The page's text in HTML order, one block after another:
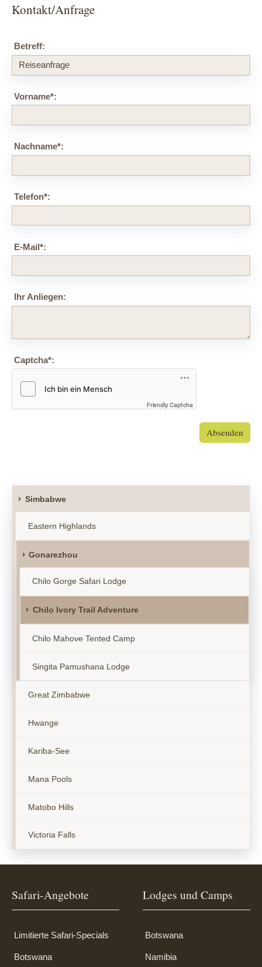
Kontakt/Anfrage
Betreff:
Vorname*:
Nachname*:
Telefon*:
E-Mail*:
Ihr Anliegen:
Captcha*:
Friendly Captcha
Absenden
Simbabwe
Eastern Highlands
Gonarezhou
Chilo Gorge Safari Lodge
Chilo Ivory Trail Adventure
Chilo Mahove Tented Camp
Singita Pamushana Lodge
Great Zimbabwe
Hwange
Kariba-See
Mana Pools
Matobo Hills
Victoria Falls
Safari-Angebote
Limitierte Safari-Specials
Botswana
Lodges und Camps
Botswana
Namibia